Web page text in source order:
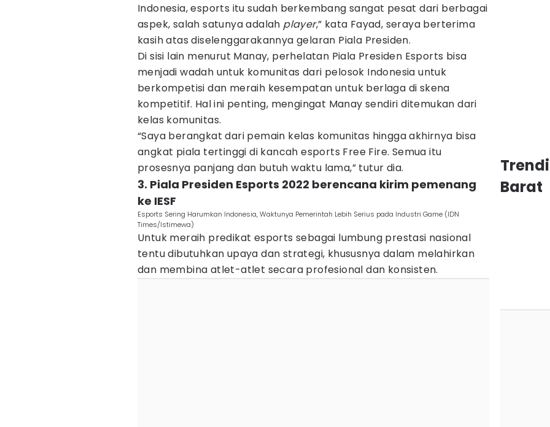
Indonesia, esports itu sudah berkembang sangat pesat dari berbagai
aspek, salah satunya adalah player,” kata Fayad, seraya berterima
kasih atas diselenggarakannya gelaran Piala Presiden.
Di sisi lain menurut Manay, perhelatan Piala Presiden Esports bisa
menjadi wadah untuk komunitas dari pelosok Indonesia untuk
berkompetisi dan meraih kesempatan untuk berlaga di skena
kompetitif. Hal ini penting, mengingat Manay sendiri ditemukan dari
kelas komunitas.
“Saya berangkat dari pemain kelas komunitas hingga akhirnya bisa
angkat piala tertinggi di kancah esports Free Fire. Semua itu
prosesnya panjang dan butuh waktu lama,” tutur dia.
3. Piala Presiden Esports 2022 berencana kirim pemenang
ke IESF
Esports Sering Harumkan Indonesia, Waktunya Pemerintah Lebih Serius pada Industri Game (IDN
Times/Istimewa)
Untuk meraih predikat esports sebagai lumbung prestasi nasional
tentu dibutuhkan upaya dan strategi, khususnya dalam melahirkan
dan membina atlet-atlet secara profesional dan konsisten.
Barat